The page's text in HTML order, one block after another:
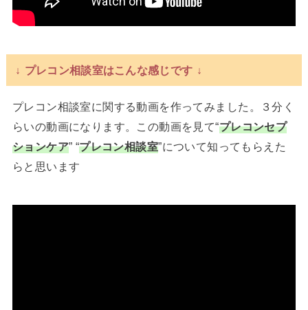
↓ プレコン相談室はこんな感じです ↓
プレコン相談室に関する動画を作ってみました。３分く
らいの動画になります。この動画を見て“プレコンセプ
ションケア” “プレコン相談室”について知ってもらえた
らと思います